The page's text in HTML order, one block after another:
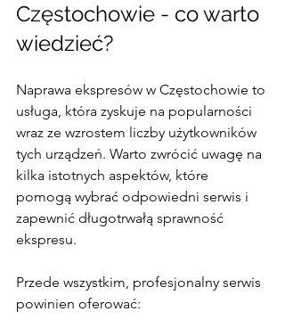
Częstochowie - co warto
wiedzieć?
Naprawa ekspresów w Częstochowie to
usługa, która zyskuje na popularności
wraz ze wzrostem liczby użytkowników
tych urządzeń. Warto zwrócić uwagę na
kilka istotnych aspektów, które
pomogą wybrać odpowiedni serwis i
zapewnić długotrwałą sprawność
ekspresu.
Przede wszystkim, profesjonalny serwis
powinien oferować: